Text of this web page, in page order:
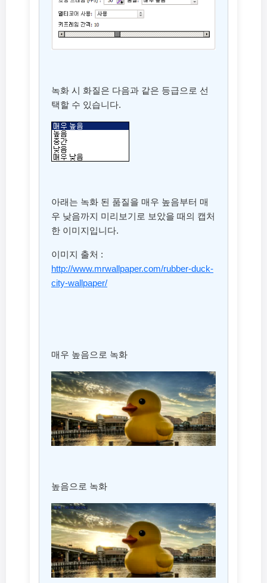
녹화 시 화질은 다음과 같은 등급으로 선
택할 수 있습니다.
아래는 녹화 된 품질을 매우 높음부터 매
우 낮음까지 미리보기로 보았을 때의 캡처
한 이미지입니다.
이미지 출처 :
http://www.mrwallpaper.com/rubber-duck-
city-wallpaper/
매우 높음으로 녹화
높음으로 녹화